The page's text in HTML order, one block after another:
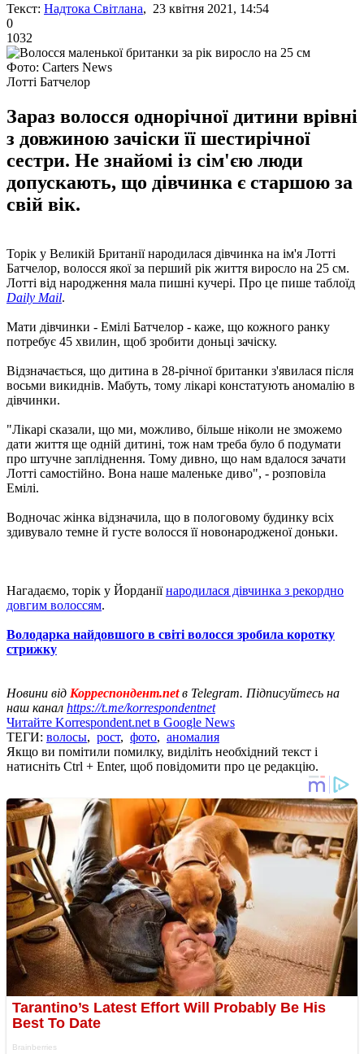
Текст: Надтока Світлана, 23 квітня 2021, 14:54
0
1032
Фото: Carters News
Лотті Батчелор
Зараз волосся однорічної дитини врівні
з довжиною зачіски її шестирічної
сестри. Не знайомі із сім'єю люди
допускають, що дівчинка є старшою за
свій вік.
Торік у Великій Британії народилася дівчинка на ім'я Лотті
Батчелор, волосся якої за перший рік життя виросло на 25 см.
Лотті від народження мала пишні кучері. Про це пише таблоїд
Daily Mail.
Мати дівчинки - Емілі Батчелор - каже, що кожного ранку
потребує 45 хвилин, щоб зробити доньці зачіску.
Відзначається, що дитина в 28-річної британки з'явилася після
восьми викиднів. Мабуть, тому лікарі констатують аномалію в
дівчинки.
"Лікарі сказали, що ми, можливо, більше ніколи не зможемо
дати життя ще одній дитині, тож нам треба було б подумати
про штучне запліднення. Тому дивно, що нам вдалося зачати
Лотті самостійно. Вона наше маленьке диво", - розповіла
Емілі.
Водночас жінка відзначила, що в пологовому будинку всіх
здивувало темне й густе волосся її новонародженої доньки.
Нагадаємо, торік у Йорданіїнародилася дівчинка з рекордно
довгим волоссям.
Володарка найдовшого в світі волосся зробила коротку
стрижку
Новини від Корреспондент.netв Telegram. Підписуйтесь на
наш канал https://t.me/korrespondentnet
Читайте Korrespondent.net в Google News
ТЕГИ: волосы, рост, фото, аномалия
Якщо ви помітили помилку, виділіть необхідний текст і
натисніть Ctrl + Enter, щоб повідомити про це редакцію.